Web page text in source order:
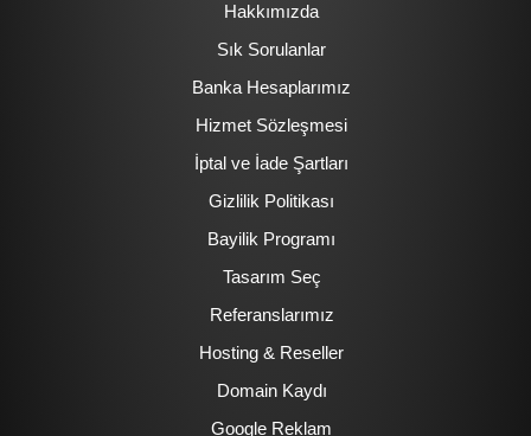
Hakkımızda
Sık Sorulanlar
Banka Hesaplarımız
Hizmet Sözleşmesi
İptal ve İade Şartları
Gizlilik Politikası
Bayilik Programı
Tasarım Seç
Referanslarımız
Hosting & Reseller
Domain Kaydı
Google Reklam